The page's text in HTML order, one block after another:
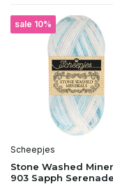
sale 10%
Scheepjes
Stone Washed
903 Sapph Serenade